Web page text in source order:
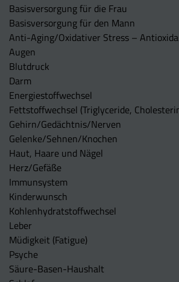
Basisversorgung für die Frau
Basisversorgung für den Mann
Anti-Aging/Oxidativer Stress –
Augen
Blutdruck
Darm
Energiestoffwechsel
Fettstoffwechsel (Triglyceride,
Gehirn/Gedächtnis/Nerven
Gelenke/Sehnen/Knochen
Haut, Haare und Nägel
Herz/Gefäße
Immunsystem
Kinderwunsch
Kohlenhydratstoffwechsel
Leber
Müdigkeit (Fatigue)
Psyche
Säure-Basen-Haushalt